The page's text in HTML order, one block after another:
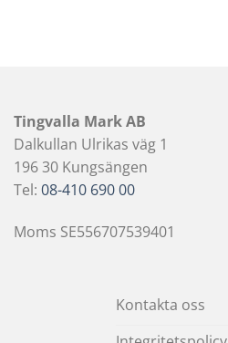
Tingvalla Mark AB
Dalkullan Ulrikas väg 1
196 30 Kungsängen
Tel: 08-410 690 00
Moms SE556707539401
Kontakta oss